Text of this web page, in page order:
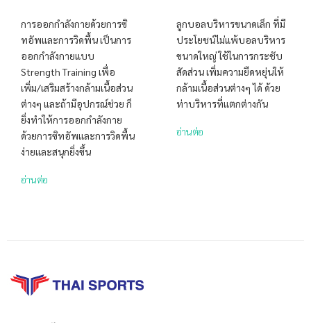
การออกกำลังกายด้วยการซิ
ทอัพและการวิดพื้น เป็นการ
ออกกำลังกายแบบ
Strength Training เพื่อ
เพิ่ม/เสริมสร้างกล้ามเนื้อส่วน
ต่างๆ และถ้ามีอุปกรณ์ช่วย ก็
ยิ่งทำให้การออกกำลังกาย
ด้วยการซิทอัพและการวิดพื้น
ง่ายและสนุกยิ่งขึ้น
อ่านต่อ
ลูกบอลบริหารขนาดเล็ก ที่มี
ประโยชน์ไม่แพ้บอลบริหาร
ขนาดใหญ่ ใช้ในการกระชับ
สัดส่วน เพิ่มความยืดหยุ่นให้
กล้ามเนื้อส่วนต่างๆ ได้ ด้วย
ท่าบริหารที่แตกต่างกัน
อ่านต่อ